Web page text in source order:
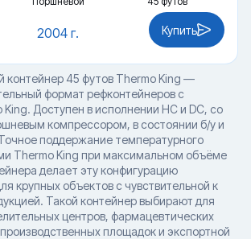
2004 г. Купить
контейнер 45 футов Thermo King —
формат рефконтейнеров с
King. Доступен в исполнении HC и DC, со
компрессором, в состоянии б/у и
поддержание температурного
Thermo King при максимальном объёме
делает эту конфигурацию
крупных объектов с чувствительной к
Такой контейнер выбирают для
центров, фармацевтических
площадок и экспортной